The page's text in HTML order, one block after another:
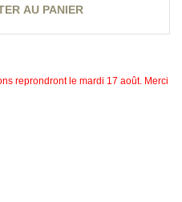
AU PANIER
reprondront le mardi 17 août. Merci